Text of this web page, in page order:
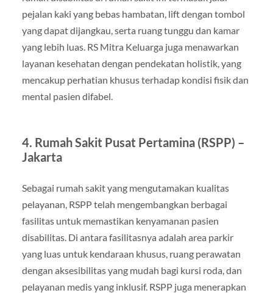
pejalan kaki yang bebas hambatan, lift dengan tombol
yang dapat dijangkau, serta ruang tunggu dan kamar
yang lebih luas. RS Mitra Keluarga juga menawarkan
layanan kesehatan dengan pendekatan holistik, yang
mencakup perhatian khusus terhadap kondisi fisik dan
mental pasien difabel.
4. Rumah Sakit Pusat Pertamina (RSPP) –
Jakarta
Sebagai rumah sakit yang mengutamakan kualitas
pelayanan, RSPP telah mengembangkan berbagai
fasilitas untuk memastikan kenyamanan pasien
disabilitas. Di antara fasilitasnya adalah area parkir
yang luas untuk kendaraan khusus, ruang perawatan
dengan aksesibilitas yang mudah bagi kursi roda, dan
pelayanan medis yang inklusif. RSPP juga menerapkan